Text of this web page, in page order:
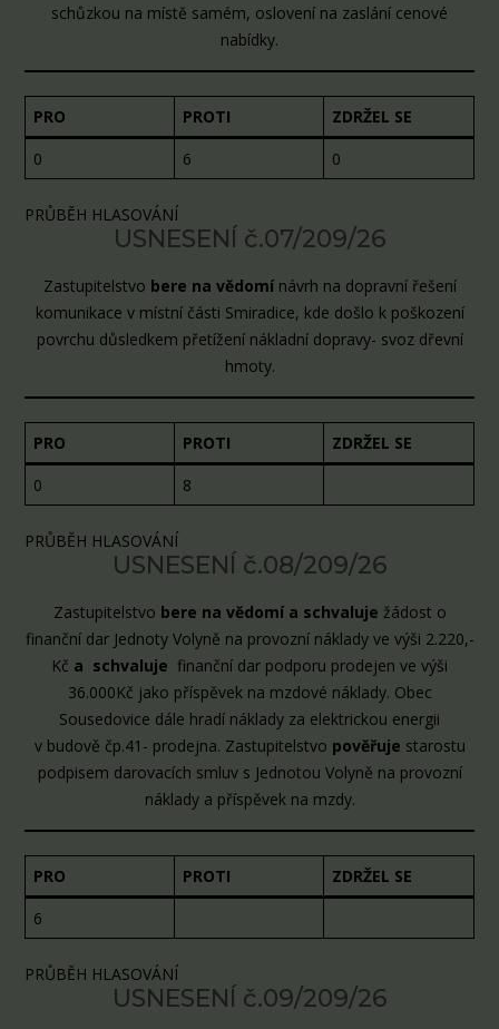
schůzkou na místě samém, oslovení na zaslání cenové
nabídky.
PRO PROTI
ZDRŽEL SE
0
6 0
PRŮBĚH HLASOVÁNÍ
USNESENÍ č.07/209/26
Zastupitelstvo bere na vědomí návrh na dopravní řešení
komunikace v místní části Smiradice, kde došlo k poškození
povrchu důsledkem přetížení nákladní dopravy- svoz dřevní
hmoty.
PRO PROTI
ZDRŽEL SE
0
8
PRŮBĚH HLASOVÁNÍ
USNESENÍ č.08/209/26
Zastupitelstvo bere na vědomí a schvaluje žádost o
finanční dar Jednoty Volyně na provozní náklady ve výši 2.220,-
Kč a schvaluje finanční dar podporu prodejen ve výši
36.000Kč jako příspěvek na mzdové náklady. Obec
Sousedovice dále hradí náklady za elektrickou energii
v budově čp.41- prodejna. Zastupitelstvo pověřuje starostu
podpisem darovacích smluv s Jednotou Volyně na provozní
náklady a příspěvek na mzdy.
PRO PROTI
ZDRŽEL SE
6
PRŮBĚH HLASOVÁNÍ
USNESENÍ č.09/209/26